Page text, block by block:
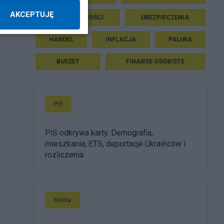
NIERUCHOMOŚCI UBEZPIECZENIA
HANDEL INFLACJA PALIWA
BUDŻET FINANSE OSOBISTE
PiS
PiS odkrywa karty. Demografia,
mieszkania, ETS, deportacje Ukraińców i
rozliczenia
Media
AKCEPTUJĘ